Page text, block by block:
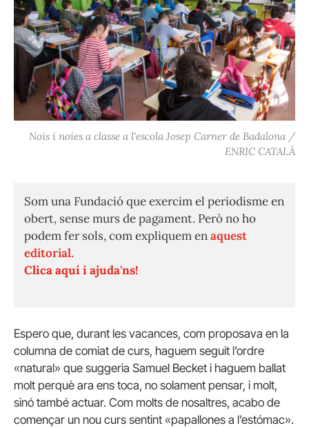
Nois i noies a classe a l'escola Josep Carner de Badalona /
ENRIC CATALÀ
Som una Fundació que exercim el periodisme en
obert, sense murs de pagament. Però no ho
podem fer sols, com expliquem enaquest
editorial.
Clica aquí i ajuda'ns!
Espero que, durant les vacances, com proposava en la
columna de comiat de curs, haguem seguit l’ordre
«natural» que suggeria Samuel Becket i haguem ballat
molt perquè ara ens toca, no solament pensar, i molt,
sinó també actuar. Com molts de nosaltres, acabo de
començar un nou curs sentint «papallones a l’estómac».